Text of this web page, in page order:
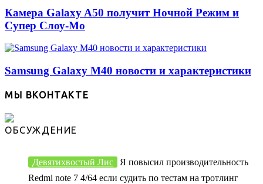
Камера Galaxy A50 получит Ночной Режим и
Супер Слоу-Мо
Samsung Galaxy M40 новости и характеристики
МЫ ВКОНТАКТЕ
ОБСУЖДЕНИЕ
Девятихвостый Лис
Я повысил производительность
Redmi note 7 4/64 если судить по тестам на тротлинг